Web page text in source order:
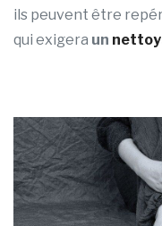
ils peuvent être
qui exigera un